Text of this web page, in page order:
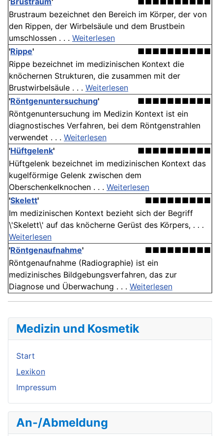
Brustraum bezeichnet den Bereich im Körper, der von
den Rippen, der Wirbelsäule und dem Brustbein
umschlossen . . . Weiterlesen
'Rippe'
■■■■■■■■■■
Rippe bezeichnet im medizinischen Kontext die
knöchernen Strukturen, die zusammen mit der
Brustwirbelsäule . . . Weiterlesen
'Röntgenuntersuchung'
■■■■■■■■■■
Röntgenuntersuchung im Medizin Kontext ist ein
diagnostisches Verfahren, bei dem Röntgenstrahlen
verwendet . . . Weiterlesen
'Hüftgelenk'
■■■■■■■■■■
Hüftgelenk bezeichnet im medizinischen Kontext das
kugelförmige Gelenk zwischen dem
Oberschenkelknochen . . . Weiterlesen
'Skelett'
■■■■■■■■■
Im medizinischen Kontext bezieht sich der Begriff
\'Skelett\' auf das knöcherne Gerüst des Körpers, . . .
Weiterlesen
'Röntgenaufnahme'
■■■■■■■■■
Röntgenaufnahme (Radiographie) ist ein
medizinisches Bildgebungsverfahren, das zur
Diagnose und Überwachung . . . Weiterlesen
Medizin und Kosmetik
Start
Lexikon
Impressum
An-/Abmeldung